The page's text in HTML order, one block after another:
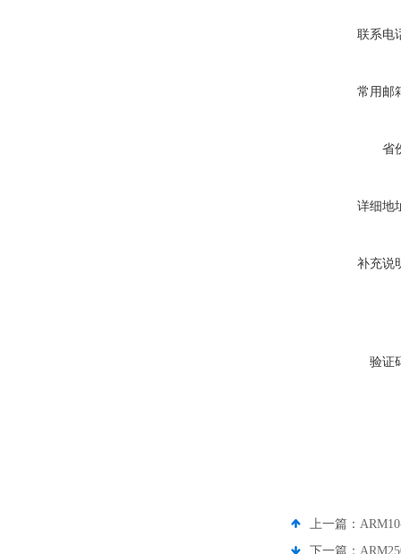
联系电
常用邮
省
详细地
补充说
验证
上一篇：
下一篇：